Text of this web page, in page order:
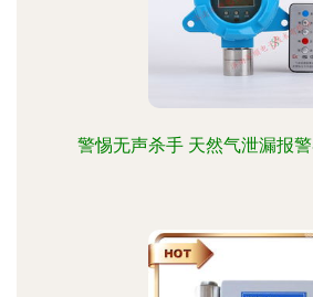
警惕无声杀手 天然气泄漏报